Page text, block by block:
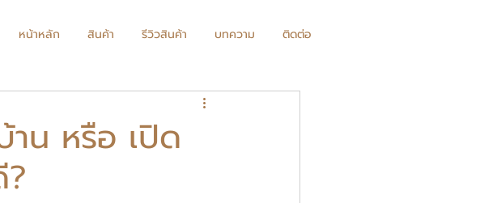
หน้าหลัก สินค้า รีวิวสินค้า บทความ ติดต่อ
าน หรือ เปิด